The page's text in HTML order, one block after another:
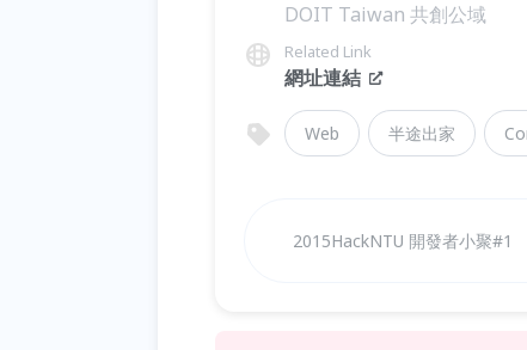
DOIT Taiwan 共創公域
Related Link
網址連結
Web 半途出家
2015HackNTU 開發者小聚#1